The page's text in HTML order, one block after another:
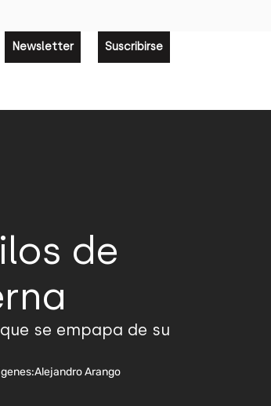
Newsletter Suscribirse
de
se empapa de su
Alejandro Arango